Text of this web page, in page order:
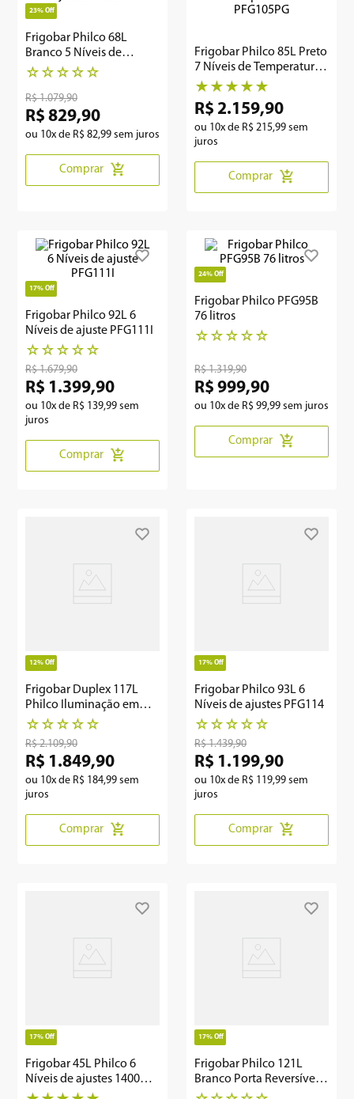
23% Off
Frigobar Philco 68L
Branco 5 Níveis de
ajustes PFGE01
☆ ☆ ☆ ☆ ☆
R$ 1.079,90
R$ 829,90
ou 10x de R$ 82,99 sem juros
Comprar
Frigobar Philco 85L Preto
7 Níveis de Temperatura
PFG105PG
★ ★ ★ ★ ★
R$ 2.159,90
ou 10x de R$ 215,99 sem
juros
Comprar
17% Off
Frigobar Philco 92L 6
Níveis de ajuste PFG111I
☆ ☆ ☆ ☆ ☆
R$ 1.679,90
R$ 1.399,90
ou 10x de R$ 139,99 sem
juros
Comprar
24% Off
Frigobar Philco PFG95B
76 litros
☆ ☆ ☆ ☆ ☆
R$ 1.319,90
R$ 999,90
ou 10x de R$ 99,99 sem juros
Comprar
12% Off
Frigobar Duplex 117L
Philco Iluminação em
LED PFG12A
☆ ☆ ☆ ☆ ☆
R$ 2.109,90
R$ 1.849,90
ou 10x de R$ 184,99 sem
juros
Comprar
17% Off
Frigobar Philco 93L 6
Níveis de ajustes PFG114
☆ ☆ ☆ ☆ ☆
R$ 1.439,90
R$ 1.199,90
ou 10x de R$ 119,99 sem
juros
Comprar
17% Off
Frigobar 45L Philco 6
Níveis de ajustes 1400W
PFG5P
17% Off
Frigobar Philco 121L
Branco Porta Reversível
PFGE12B
12000
inverter